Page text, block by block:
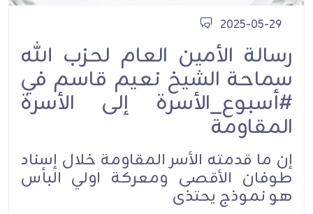
2025-05-29
رسالة الأمين العام لحزب الله
سماحة الشيخ نعيم قاسم في
#أسبوع_الأسرة إلى الأسرة
المقاومة
إن ما قدمته الأسر المقاومة خلال إسناد
طوفان الأقصى ومعركة اولي البأس
هو نموذج يحتذى